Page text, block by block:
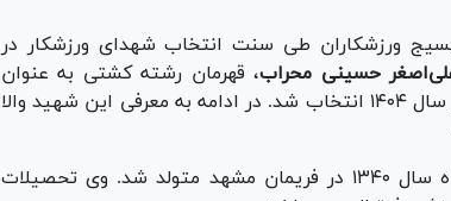
ورزشکاران طی سنت انتخاب شهدای ورزشکار در
حسینی محراب، قهرمان رشته کشتی به عنوان
شهید شاخص جامعه ورزش و جوانان ورزش کشور در سال ۱۴۰۴ انتخاب شد. در ادامه به معرفی این شهید والا
شهید علی‌اصغر حسینی محراب در تاریخ ۱۵ مردادماه سال ۱۳۴۰ در فریمان مشهد متولد شد. وی تحصیلات